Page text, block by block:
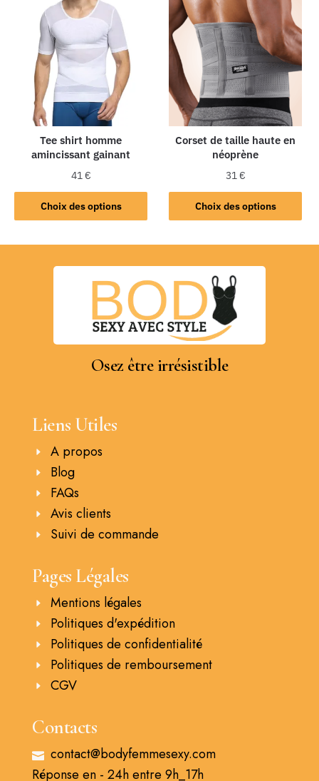
Tee shirt homme
amincissant gainant
41€
Choix des options
Corset de taille haute en
néoprène
31€
Choix des options
Osez être irrésistible
Liens Utiles
A propos
Blog
FAQs
Avis clients
Suivi de commande
Pages Légales
Mentions légales
Politiques d'expédition
Politiques de confidentialité
Politiques de remboursement
CGV
Contacts
contact@bodyfemmesexy.com
Réponse en - 24h entre 9h_17h